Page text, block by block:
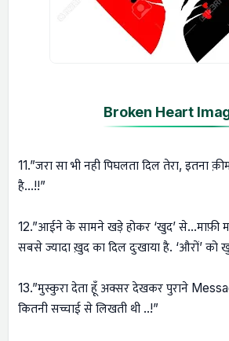
Broken Heart
11.”जरा सा भी नही पिघलता दिल तेरा, इतना
है…!!”
12.”आईने के सामने खड़े होकर ‘खुद’ से…माफ़ी
सबसे ज्यादा ख़ुद का दिल दुःखाया है. ‘औरों’
13.”मुस्कुरा देता हूँ अक्सर देखकर पुराने
कितनी सच्चाई से लिखती थी ..!”